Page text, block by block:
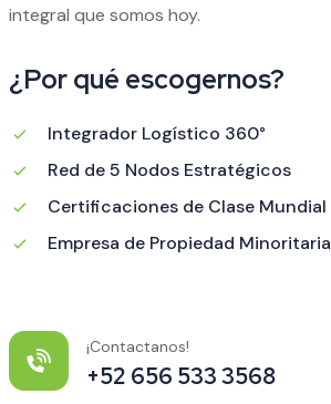
integral que somos hoy.
¿Por qué escogernos?
Integrador Logístico 360°
Red de 5 Nodos Estratégicos
Certificaciones de Clase Mundial
Empresa de Propiedad Minoritaria
¡Contactanos!
+52 656 533 3568